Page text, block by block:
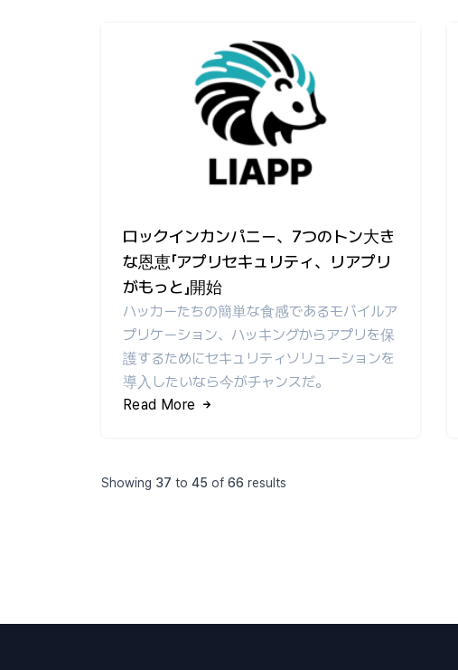
ロックインカンパニー、7つのトン大き
な恩恵「アプリセキュリティ、リアプリ
がもっと」開始
ハッカーたちの簡単な食感であるモバイルア
プリケーション、ハッキングからアプリを保
護するためにセキュリティソリューションを
導入したいなら今がチャンスだ。
Read More
Showing 37 to 45 of 66 results